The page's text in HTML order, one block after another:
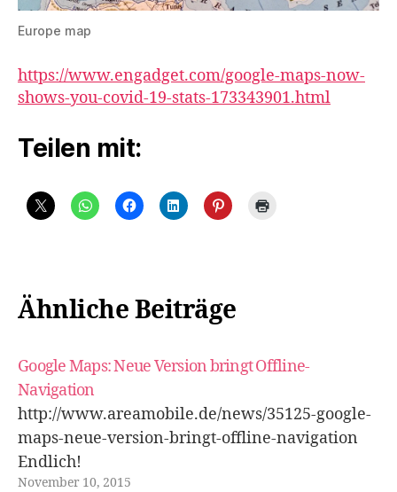
Europe map
https://www.engadget.com/google-maps-now-
shows-you-covid-19-stats-173343901.html
Teilen mit:
Ähnliche Beiträge
Google Maps: Neue Version bringt Offline-
Navigation
http://www.areamobile.de/news/35125-google-
maps-neue-version-bringt-offline-navigation
Endlich!
November 10, 2015